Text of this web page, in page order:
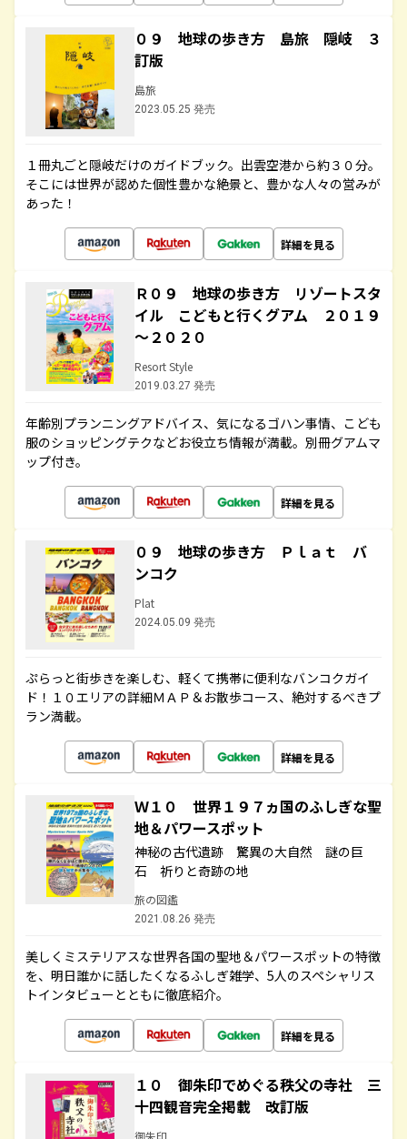
０９ 地球の歩き方 島旅 隠岐 ３
訂版
島旅
2023.05.25 発売
１冊丸ごと隠岐だけのガイドブック。出雲空港から約３０分。
そこには世界が認めた個性豊かな絶景と、豊かな人々の営みが
あった！
詳細を見る
Ｒ０９ 地球の歩き方 リゾートスタ
イル こどもと行くグアム ２０１９
～２０２０
Resort Style
2019.03.27 発売
年齢別プランニングアドバイス、気になるゴハン事情、こども
服のショッピングテクなどお役立ち情報が満載。別冊グアムマ
ップ付き。
詳細を見る
０９ 地球の歩き方 Ｐｌａｔ バ
ンコク
Plat
2024.05.09 発売
ぷらっと街歩きを楽しむ、軽くて携帯に便利なバンコクガイ
ド！１０エリアの詳細ＭＡＰ＆お散歩コース、絶対するべきプ
ラン満載。
詳細を見る
Ｗ１０ 世界１９７ヵ国のふしぎな聖
地＆パワースポット
神秘の古代遺跡 驚異の大自然 謎の巨
石 祈りと奇跡の地
旅の図鑑
2021.08.26 発売
美しくミステリアスな世界各国の聖地＆パワースポットの特徴
を、明日誰かに話したくなるふしぎ雑学、5人のスペシャリス
トインタビューとともに徹底紹介。
詳細を見る
１０ 御朱印でめぐる秩父の寺社 三
十四観音完全掲載 改訂版
御朱印